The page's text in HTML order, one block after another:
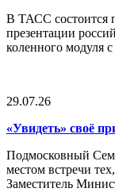
В ТАСС состоится
презентации
коленного модуля
29.07.26
«Увидеть» своё
Подмосковный
местом встречи
Заместитель